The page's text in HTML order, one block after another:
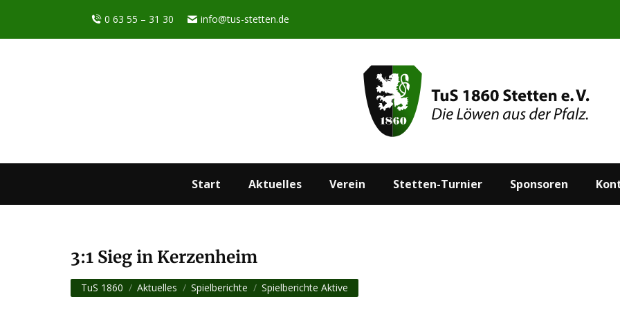
0 63 55 – 31 30 info@tus-stetten.de
Start Aktuelles Verein Stetten-Turnier Sponsoren
3:1 Sieg in Kerzenheim
Sie befinden sich hier:
TuS 1860 Aktuelles Spielberichte Spielberichte Aktive